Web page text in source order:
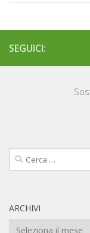
SEGUICI:
Ricerca
per:
ARCHIVI
Archivi